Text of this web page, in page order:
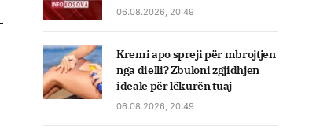
06.08.2026, 20:49
Kremi apo spreji për mbrojtjen
nga dielli? Zbuloni zgjidhjen
ideale për lëkurën tuaj
06.08.2026, 20:49